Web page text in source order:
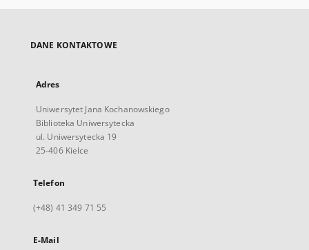
DANE KONTAKTOWE
Adres
Uniwersytet Jana Kochanowskiego
Biblioteka Uniwersytecka
ul. Uniwersytecka 19
25-406 Kielce
Telefon
(+48) 41 349 71 55
E-Mail